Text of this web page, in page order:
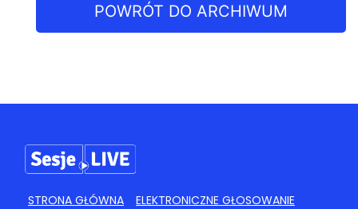
POWRÓT DO ARCHIWUM
STRONA GŁÓWNA
ELEKTRONICZNE GŁOSOWANIE